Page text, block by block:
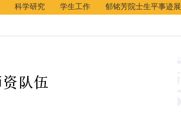
科学研究 学生工作 郁铭芳院士生平事迹展